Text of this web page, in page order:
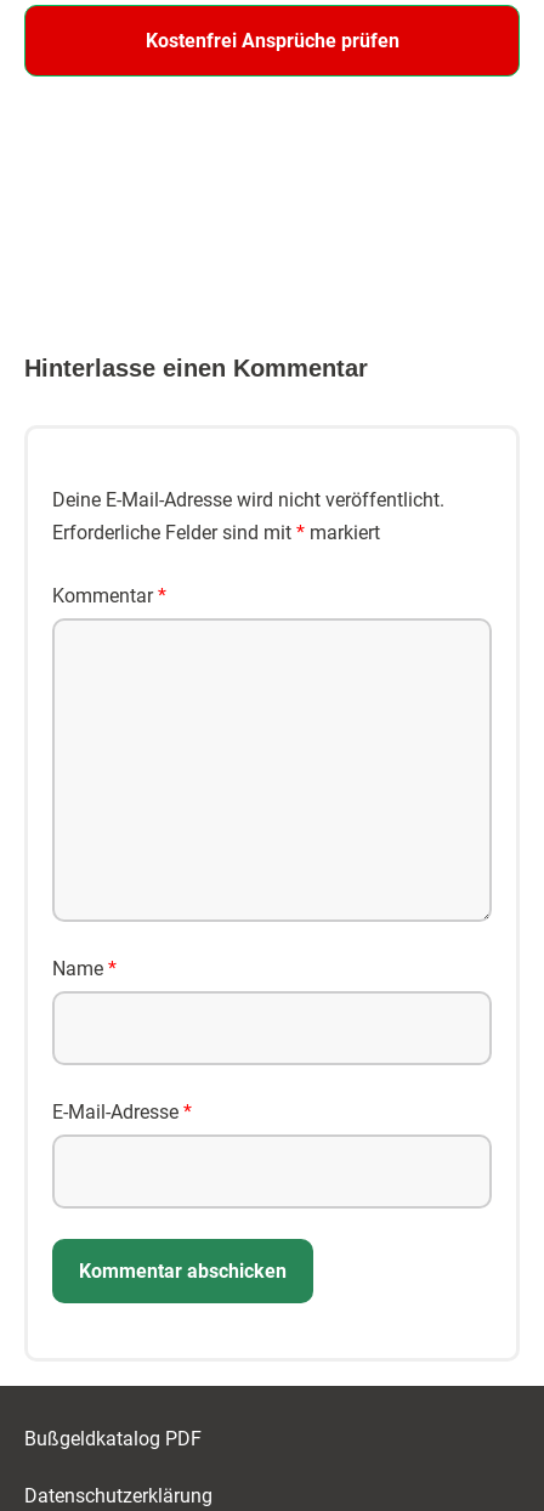
Kostenfrei Ansprüche prüfen
Hinterlasse einen Kommentar
Deine E-Mail-Adresse wird nicht veröffentlicht.
Erforderliche Felder sind mit * markiert
Kommentar*
Name *
E-Mail-Adresse *
Bußgeldkatalog PDF
Datenschutzerklärung